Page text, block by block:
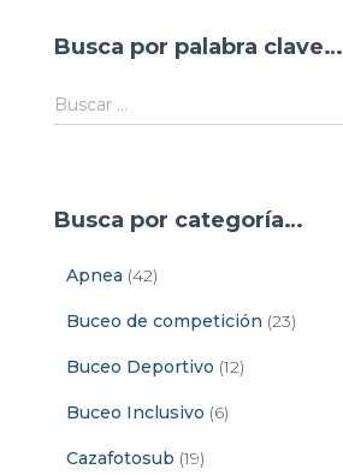
Busca por palabra clave…
Buscar …
Busca por categoría…
Apnea (42)
Buceo de competición (23)
Buceo Deportivo (12)
Buceo Inclusivo (6)
Cazafotosub (19)